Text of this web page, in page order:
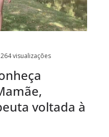
264 visualizações
voltada à